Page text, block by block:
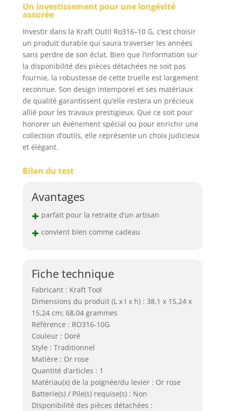
Un investissement pour une longévité
assurée
Investir dans la Kraft Outil Ro316–10 G, c’est choisir
un produit durable qui saura traverser les années
sans perdre de son éclat. Bien que l’information sur
la disponibilité des pièces détachées ne soit pas
fournie, la robustesse de cette truelle est largement
reconnue. Son design intemporel et ses matériaux
de qualité garantissent qu’elle restera un précieux
allié pour les travaux prestigieux. Que ce soit pour
honorer un événement spécial ou pour enrichir une
collection d’outils, elle représente un choix judicieux
et élégant.
Bilan du test
Avantages
+ parfait pour la retraite d’un artisan
+ convient bien comme cadeau
Fiche technique
Fabricant : Kraft Tool
Dimensions du produit (L x l x h) : 38,1 x 15,24 x
15,24 cm; 68,04 grammes
Référence : RO316-10G
Couleur : Doré
Style : Traditionnel
Matière : Or rose
Quantité d’articles : 1
Matériau(x) de la poignée/du levier : Or rose
Batterie(s) / Pile(s) requise(s) : Non
Disponibilité des pièces détachées :